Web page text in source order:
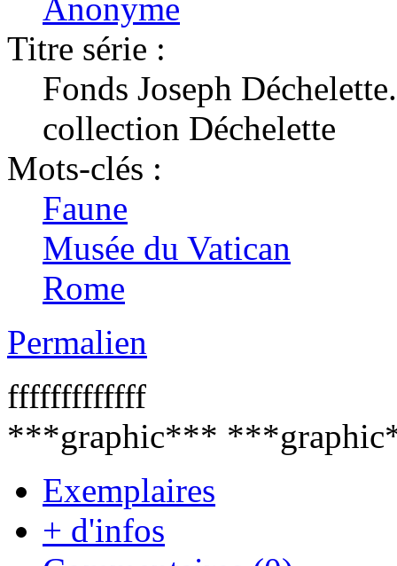
Anonyme
Titre série :
Fonds Joseph
collection Déchelette
Mots-clés :
Faune
Musée du Vatican
Rome
Permalien
fffffffffffff
***graphic***
Exemplaires
+ d'infos